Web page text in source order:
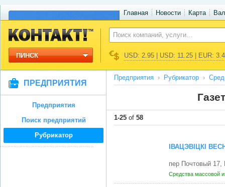
Главная Новости Карта
ПИНСК USD: 2.95 | USD: 11.25 | EUR:
ПРЕДПРИЯТИЯ
Предприятия
Поиск предприятий
Рубрикатор
Предприятия Рубрикатор
1-25 of 58
IВАЦЭВIЦКI
пер Почтовый
Средства массовой